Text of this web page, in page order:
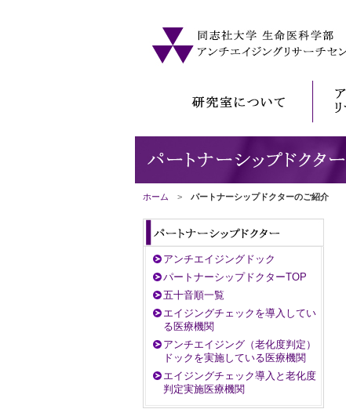
ホーム > パートナーシップドクターのご紹介
アンチエイジングドック
パートナーシップドクターTOP
五十音順一覧
エイジングチェックを導入してい
る医療機関
アンチエイジング（老化度判定）
ドックを実施している医療機関
エイジングチェック導入と老化度
判定実施医療機関